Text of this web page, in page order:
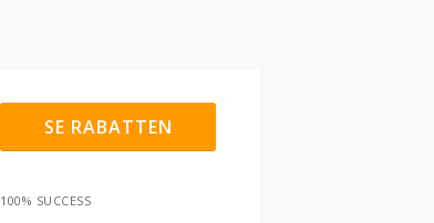
SE RABATTEN
100% SUCCESS